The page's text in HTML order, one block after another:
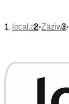
local.ch•Zäziwil•